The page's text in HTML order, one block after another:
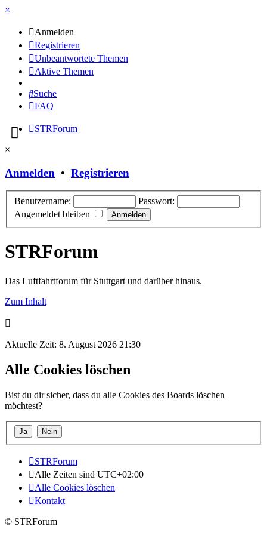
×
Anmelden
Registrieren
Unbeantwortete Themen
Aktive Themen
Suche
FAQ
STRForum
×
Anmelden • Registrieren
Benutzername: Passwort:
|
Angemeldet bleiben
STRForum
Das Luftfahrtforum für Stuttgart und darüber hinaus.
Zum Inhalt
Aktuelle Zeit: 8. August 2026 21:30
Alle Cookies löschen
Bist du dir sicher, dass du alle Cookies des Boards löschen
möchtest?
STRForum
Alle Zeiten sind UTC+02:00
Alle Cookies löschen
Kontakt
© STRForum